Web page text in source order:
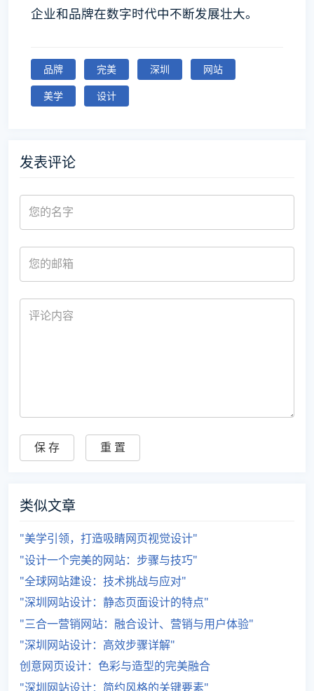
企业和品牌在数字时代中不断发展壮大。
品牌 完美 深圳
网站
美学
设计
发表评论
类似文章
"美学引领，打造吸睛网页视觉设计"
"设计一个完美的网站：步骤与技巧"
"全球网站建设：技术挑战与应对"
"深圳网站设计：静态页面设计的特点"
"三合一营销网站：融合设计、营销与用户体验"
"深圳网站设计：高效步骤详解"
创意网页设计：色彩与造型的完美融合
"深圳网站设计：简约风格的关键要素"